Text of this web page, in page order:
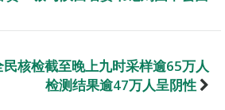
核检截至晚上九时采样逾65万人
检测结果逾47万人呈阴性